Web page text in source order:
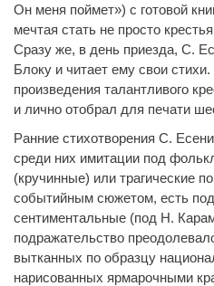
Он меня поймет») с готовой
мечтая стать не просто
Сразу же, в день приезда, С.
Блоку и читает ему свои
произведения талантливого
и лично отобрал для печати
Ранние стихотворения С.
среди них имитации под
(кручинные) или трагические
событийным сюжетом, есть
сентиментальные (под Н.
подражательство
вытканных по образцу
нарисованных ярмарочными